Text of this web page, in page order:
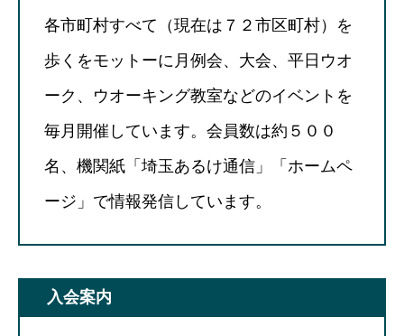
各市町村すべて（現在は７２市区町村）を
歩くをモットーに月例会、大会、平日ウオ
ーク、ウオーキング教室などのイベントを
毎月開催しています。会員数は約５００
名、機関紙「埼玉あるけ通信」「ホームペ
ージ」で情報発信しています。
入会案内